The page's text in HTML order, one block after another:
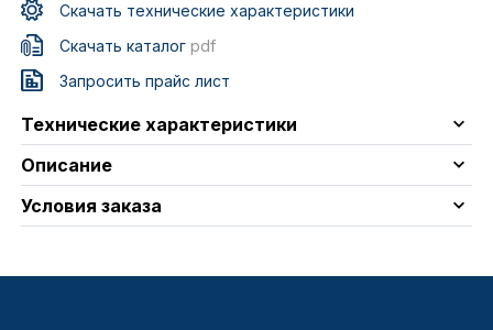
Скачать технические характеристики
Скачать каталогpdf
Запросить прайс лист
Технические характеристики
Описание
Условия заказа